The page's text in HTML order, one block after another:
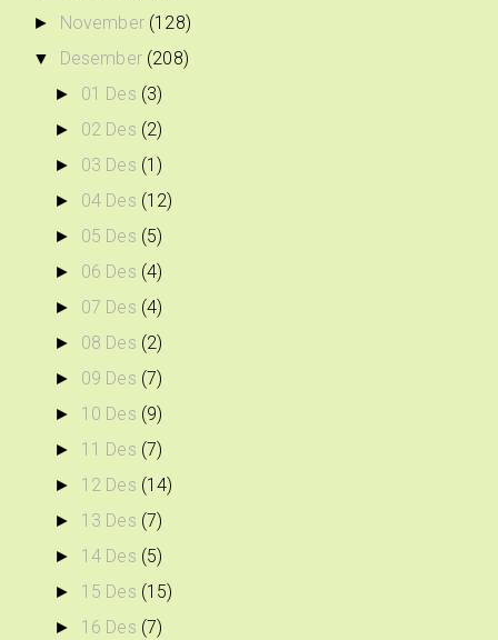
► November (128)
▼ Desember (208)
► 01 Des (3)
► 02 Des (2)
► 03 Des (1)
► 04 Des (12)
► 05 Des (5)
► 06 Des (4)
► 07 Des (4)
► 08 Des (2)
► 09 Des (7)
► 10 Des (9)
► 11 Des (7)
► 12 Des (14)
► 13 Des (7)
► 14 Des (5)
► 15 Des (15)
► 16 Des (7)